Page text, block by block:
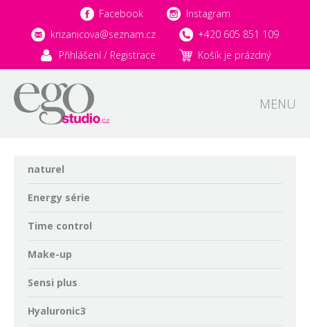
Facebook
Instagram
krizanicova@seznam.cz
+420 605 851 109
Přihlášení / Registrace
Košík je prázdný
MENU
naturel
Energy série
Time control
Make-up
Sensi plus
Hyaluronic3